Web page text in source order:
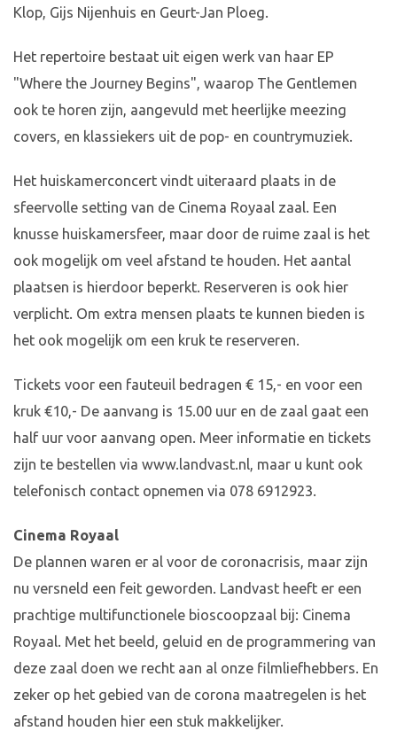
Klop, Gijs Nijenhuis en Geurt-Jan Ploeg.
Het repertoire bestaat uit eigen werk van haar EP
"Where the Journey Begins", waarop The Gentlemen
ook te horen zijn, aangevuld met heerlijke meezing
covers, en klassiekers uit de pop- en countrymuziek.
Het huiskamerconcert vindt uiteraard plaats in de
sfeervolle setting van de Cinema Royaal zaal. Een
knusse huiskamersfeer, maar door de ruime zaal is het
ook mogelijk om veel afstand te houden. Het aantal
plaatsen is hierdoor beperkt. Reserveren is ook hier
verplicht. Om extra mensen plaats te kunnen bieden is
het ook mogelijk om een kruk te reserveren.
Tickets voor een fauteuil bedragen € 15,- en voor een
kruk €10,- De aanvang is 15.00 uur en de zaal gaat een
half uur voor aanvang open. Meer informatie en tickets
zijn te bestellen via www.landvast.nl, maar u kunt ook
telefonisch contact opnemen via 078 6912923.
Cinema Royaal
De plannen waren er al voor de coronacrisis, maar zijn
nu versneld een feit geworden. Landvast heeft er een
prachtige multifunctionele bioscoopzaal bij: Cinema
Royaal. Met het beeld, geluid en de programmering van
deze zaal doen we recht aan al onze filmliefhebbers. En
zeker op het gebied van de corona maatregelen is het
afstand houden hier een stuk makkelijker.